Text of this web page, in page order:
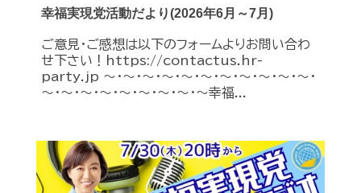
幸福実現党活動だより(2026年6月～7月)
ご意見・ご感想は以下のフォームよりお問い合わ
せ下さい！https://contactus.hr-
party.jp ～・～・～・～・～・～・～・～・～・～・～・
～・～・～・～・～・～・～・～・～幸福...